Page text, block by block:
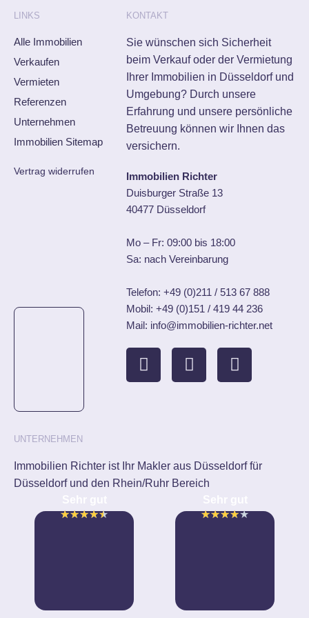
LINKS
Alle Immobilien
Verkaufen
Vermieten
Referenzen
Unternehmen
Immobilien Sitemap
Vertrag widerrufen
KONTAKT
Sie wünschen sich Sicherheit
beim Verkauf oder der Vermietung
Ihrer Immobilien in Düsseldorf und
Umgebung? Durch unsere
Erfahrung und unsere persönliche
Betreuung können wir Ihnen das
versichern.
Immobilien Richter
Duisburger Straße 13
40477 Düsseldorf
Mo – Fr: 09:00 bis 18:00
Sa: nach Vereinbarung
Telefon:+49 (0)211 / 513 67 888
Mobil:+49 (0)151 / 419 44 236
Mail: info@immobilien-richter.net
UNTERNEHMEN
Immobilien Richter ist Ihr Makler aus Düsseldorf für
Düsseldorf und den Rhein/Ruhr Bereich
★★★★★
★★★★★